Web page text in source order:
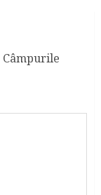
Câmpurile